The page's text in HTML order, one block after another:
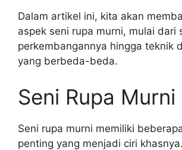
Dalam artikel ini, kita akan
aspek seni rupa murni, mulai dari
perkembangannya hingga teknik
yang berbeda-beda.
Seni Rupa Murni
Seni rupa murni memiliki
penting yang menjadi ciri